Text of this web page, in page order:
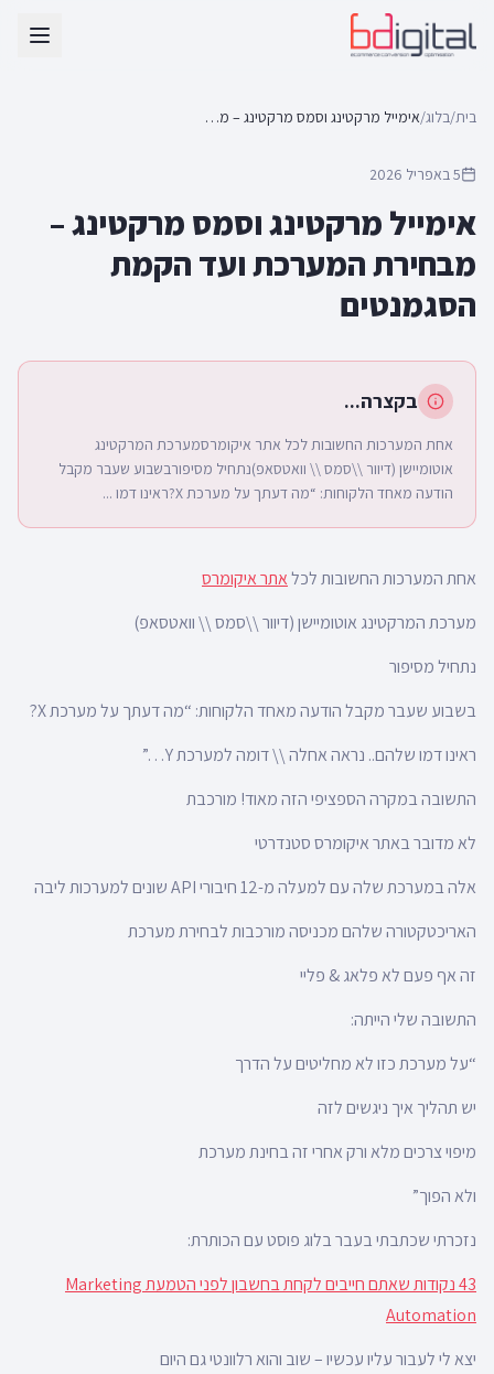
בית/בלוג/ אימייל מרקטינג וסמס מרקטינג – מבחירת המערכת ועד הקמת הסגמנטים
5 באפריל 2026
אימייל מרקטינג וסמס מרקטינג –
מבחירת המערכת ועד הקמת
הסגמנטים
בקצרה...
אחת המערכות החשובות לכל אתר איקומרסמערכת המרקטינג
אוטומיישן (דיוור \\סמס \\ וואטסאפ)נתחיל מסיפורבשבוע שעבר מקבל
הודעה מאחד הלקוחות: “מה דעתך על מערכת X?ראינו דמו ...
אחת המערכות החשובות לכלאתר איקומרס
מערכת המרקטינג אוטומיישן (דיוור \\סמס \\ וואטסאפ)
נתחיל מסיפור
בשבוע שעבר מקבל הודעה מאחד הלקוחות: “מה דעתך על מערכת X?
ראינו דמו שלהם.. נראה אחלה \\ דומה למערכת Y…”
התשובה במקרה הספציפי הזה מאוד! מורכבת
לא מדובר באתר איקומרס סטנדרטי
אלה במערכת שלה עם למעלה מ-12 חיבורי API שונים למערכות ליבה
האריכטקטורה שלהם מכניסה מורכבות לבחירת מערכת
זה אף פעם לא פלאג & פליי
התשובה שלי הייתה:
“על מערכת כזו לא מחליטים על הדרך
יש תהליך איך ניגשים לזה
מיפוי צרכים מלא ורק אחרי זה בחינת מערכת
ולא הפוך”
נזכרתי שכתבתי בעבר בלוג פוסט עם הכותרת:
43 נקודות שאתם חייבים לקחת בחשבון לפני הטמעת Marketing
Automation
יצא לי לעבור עליו עכשיו – שוב והוא רלוונטי גם היום